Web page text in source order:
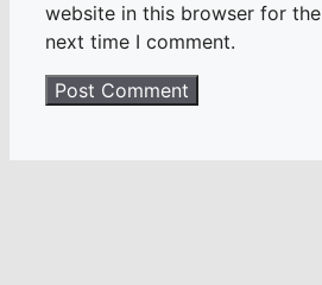
website in this browser for the
next time I comment.